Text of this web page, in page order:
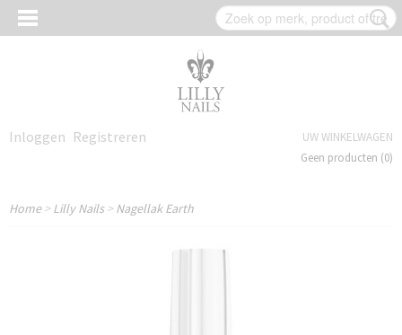
Inloggen Registreren
UW WINKELWAGEN
Geen producten (0)
Home>Lilly Nails>Nagellak Earth